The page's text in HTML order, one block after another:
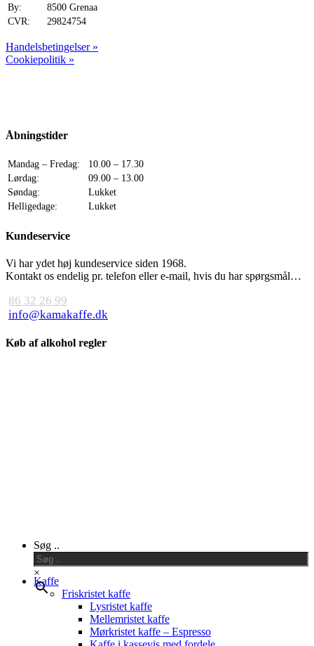
By:
8500 Grenaa
CVR:
29824754
Handelsbetingelser »
Cookiepolitik »
Åbningstider
Mandag – Fredag:
10.00 – 17.30
Lørdag:
09.00 – 13.00
Søndag:
Lukket
Helligedage:
Lukket
Kundeservice
Vi har ydet høj kundeservice siden 1968.
Kontakt os endelig pr. telefon eller e-mail, hvis du har spørgsmål…
86 32 26 99
info@kamakaffe.dk
Køb af alkohol regler
Menu
Søg ..
×
Kaffe
Friskristet kaffe
Lysristet kaffe
Mellemristet kaffe
Mørkristet kaffe – Espresso